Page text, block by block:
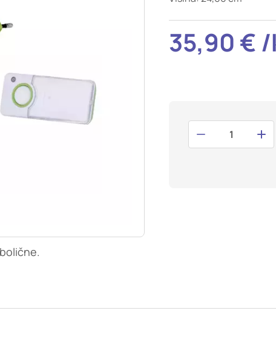
35,90 €
kot odziv na vaša dejanja, ki vodijo do storitvenih zahtev, na
ali izpolnjevanje obrazcev. Na voljo imate nastavitev, da
V tem primeru nekateri deli spletnega mesta ne bodo
delovanja
obiske in izvor prometa, da lahko merimo in izboljšamo
mesta. Z njimi prepoznamo, katera mesta so najbolj in
se obiskovalci pomikajo po spletnem mestu. Podatki, ki jih
teh piškotkov zavrnete, ne bomo vedeli, kdaj ste obiskali